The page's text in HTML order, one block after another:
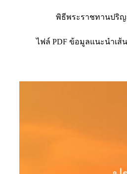
พิธีพระราชทานปริญ
ไฟล์ PDF ข้อมูลแนะนำเส้